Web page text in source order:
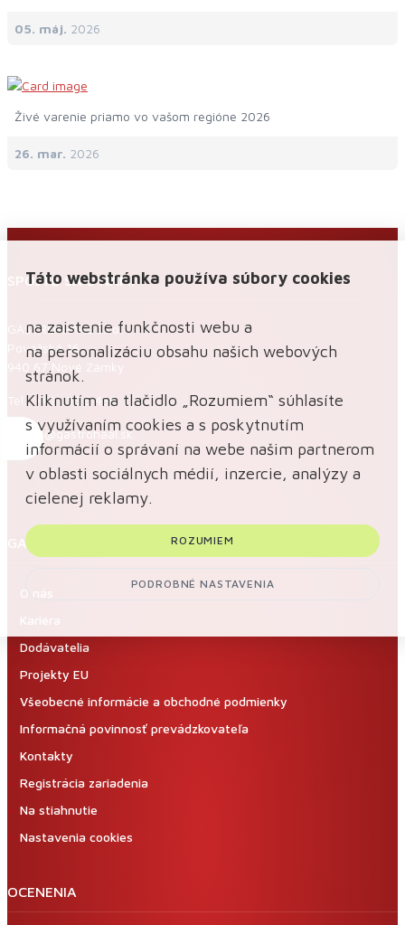
05. máj. 2026
Živé varenie priamo vo vašom regióne 2026
26. mar. 2026
SPOJTE SA S NAMI
GASTRO-HAAL s.r.o.
Považská 16
940 67 Nové Zámky
Tel.: +421 35 6 430 115
gastro@gastrohaal.sk
GASTRO-HAAL
O nás
Dodávatelia
Projekty EU
Všeobecné informácie a obchodné podmienky
Informačná povinnosť prevádzkovateľa
Kontakty
Registrácia zariadenia
Na stiahnutie
Nastavenia cookies
OCENENIA
Táto webstránka používa súbory cookies
na zaistenie funkčnosti webu a
na personalizáciu obsahu našich webových
stránok.
Kliknutím na tlačidlo „Rozumiem“ súhlasíte
s využívaním cookies a s poskytnutím
informácií o správaní na webe našim partnerom
v oblasti sociálnych médií, inzercie, analýzy a
cielenej reklamy.
ROZUMIEM
PODROBNÉ NASTAVENIA